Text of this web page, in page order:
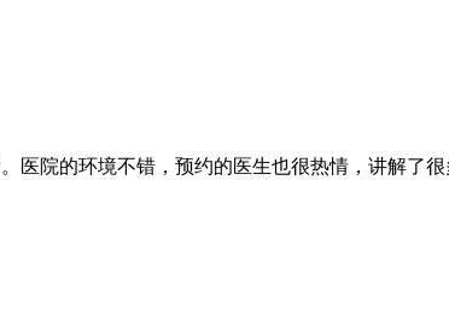
医院的环境不错，预约的医生也很热情，讲解了